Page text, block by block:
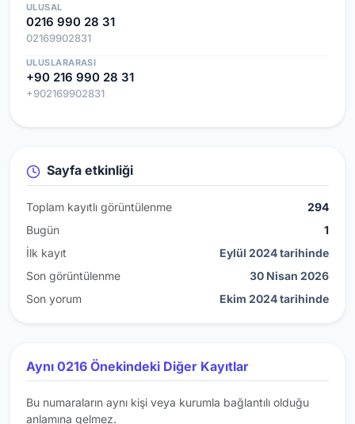
ULUSAL
0216 990 28 31
02169902831
ULUSLARARASI
+90 216 990 28 31
+902169902831
Sayfa etkinliği
Toplam kayıtlı görüntülenme
294
Bugün
1
İlk kayıt
Eylül 2024 tarihinde
Son görüntülenme
30 Nisan 2026
Son yorum
Ekim 2024 tarihinde
Aynı 0216 Önekindeki Diğer Kayıtlar
Bu numaraların aynı kişi veya kurumla bağlantılı olduğu
anlamına gelmez.